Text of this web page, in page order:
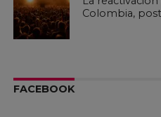
Colombia,
FACEBOOK